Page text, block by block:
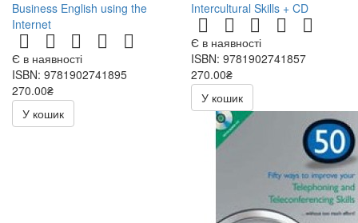
Business English using the
Internet
Є в наявності
ISBN: 9781902741895
270.00₴
540.00₴
У кошик
Intercultural Skills + CD
Є в наявності
ISBN: 9781902741857
270.00₴
540.00₴
У кошик